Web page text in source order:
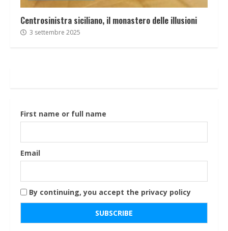
Centrosinistra siciliano, il monastero delle illusioni
3 settembre 2025
First name or full name
Email
By continuing, you accept the privacy policy